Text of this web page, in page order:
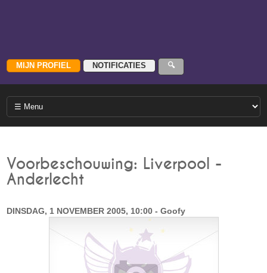
Voorbeschouwing: Liverpool -
Anderlecht
DINSDAG, 1 NOVEMBER 2005, 10:00 - Goofy